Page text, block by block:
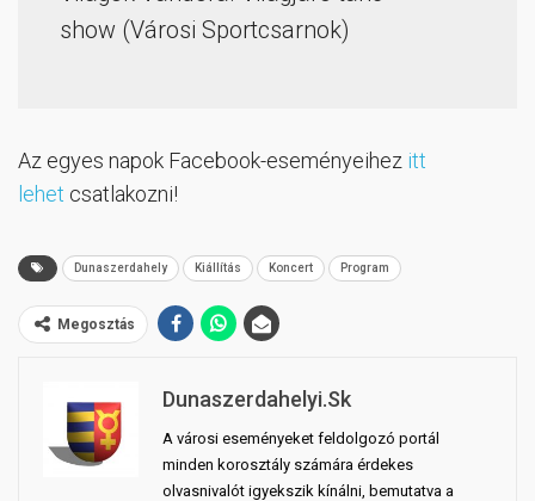
show (Városi Sportcsarnok)
Az egyes napok Facebook-eseményeihez itt
lehet csatlakozni!
Dunaszerdahely Kiállítás Koncert Program
Megosztás
Dunaszerdahelyi.sk
A városi eseményeket feldolgozó portál
minden korosztály számára érdekes
olvasnivalót igyekszik kínálni, bemutatva a